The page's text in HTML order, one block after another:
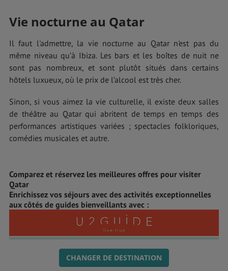
Vie nocturne au Qatar
Il faut l'admettre, la vie nocturne au Qatar n'est pas du
même niveau qu’à Ibiza. Les bars et les boîtes de nuit ne
sont pas nombreux, et sont plutôt situés dans certains
hôtels luxueux, où le prix de l’alcool est très cher.
Sinon, si vous aimez la vie culturelle, il existe deux salles
de théâtre au Qatar qui abritent de temps en temps des
performances artistiques variées ; spectacles folkloriques,
comédies musicales et autre.
Comparez et réservez les meilleures offres pour visiter
Qatar
Enrichissez vos séjours avec des activités exceptionnelles
aux côtés de guides bienveillants avec :
CHANGER DE DESTINATION